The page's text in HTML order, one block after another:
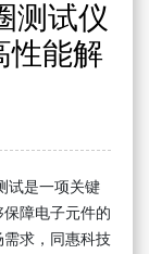
测试仪
能解
试是一项关键
障电子元件的
求，同惠科技